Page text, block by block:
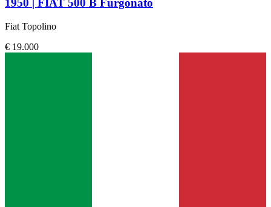
1950 | FIAT 500 B Furgonato
Fiat Topolino
€ 19.000